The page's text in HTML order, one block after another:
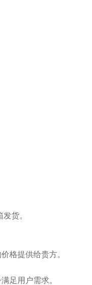
货。
格提供给贵方。
足用户需求。